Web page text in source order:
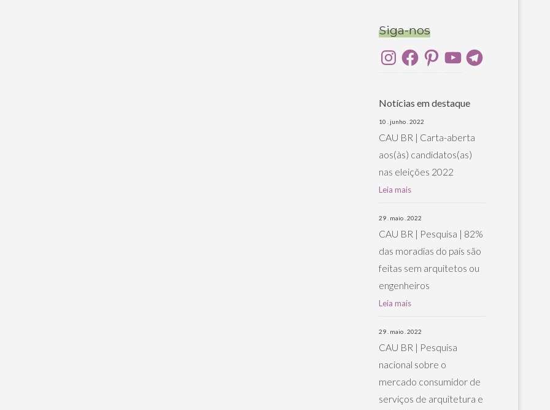
Siga-nos
InstagramFacebookPinterestYouTubeTelegram
Notícias em destaque
10 . junho . 2022
CAU BR | Carta-aberta
aos(às) candidatos(as)
nas eleições 2022
Leia mais
29 . maio . 2022
CAU BR | Pesquisa | 82%
das moradias do país são
feitas sem arquitetos ou
engenheiros
Leia mais
29 . maio . 2022
CAU BR | Pesquisa
nacional sobre o
mercado consumidor de
serviços de arquitetura e